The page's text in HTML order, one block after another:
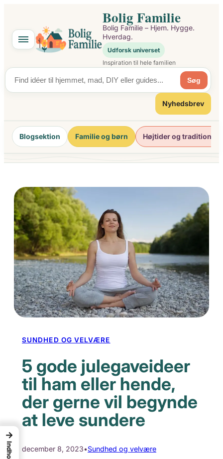
indhold
Bolig Familie
Bolig Familie – Hjem. Hygge.
Hverdag.
Udforsk universet
Inspiration til hele familien
Søg
Nyhedsbrev
Blogsektion Familie og børn Højtider og traditioner
SUNDHED OG VELVÆRE
5 gode julegaveideer
til ham eller hende,
der gerne vil begynde
at leve sundere
december 8, 2023•Sundhed og velvære
→
Indhold